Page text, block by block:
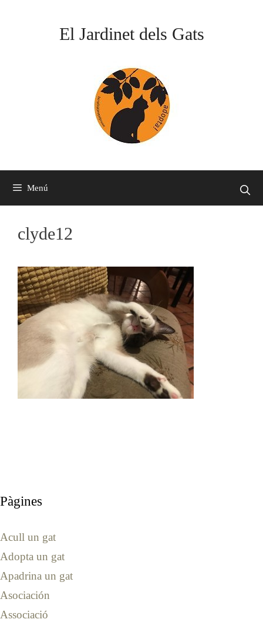
El Jardinet dels Gats
Menú
clyde12
Pàgines
Acull un gat
Adopta un gat
Apadrina un gat
Asociación
Associació